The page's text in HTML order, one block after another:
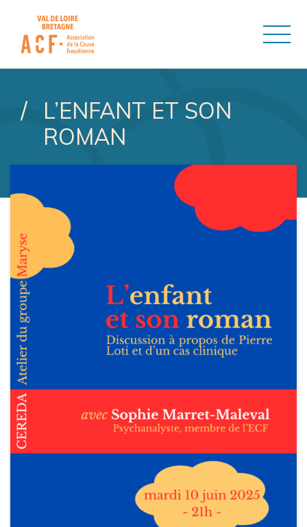
ASSOCIATION DE LA
L’ENFANT ET SON
ROMAN